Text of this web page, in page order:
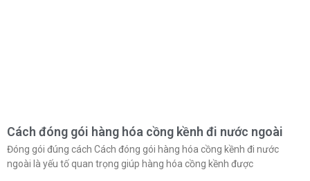
Cách đóng gói hàng hóa cồng kềnh đi nước ngoài
Đóng gói đúng cách Cách đóng gói hàng hóa cồng kềnh đi nước
ngoài là yếu tố quan trọng giúp hàng hóa cồng kềnh được